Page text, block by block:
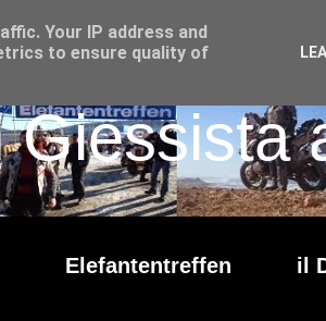
Elefantentreffen il
Your IP address and
to ensure quality of